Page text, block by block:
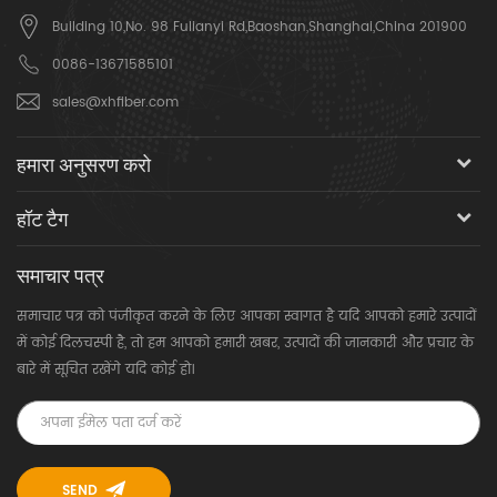
Building 10,No. 98 Fulianyi Rd,Baoshan,Shanghai,China 201900
0086-13671585101
sales@xhfiber.com
हमारा अनुसरण करो
हॉट टैग
समाचार पत्र
समाचार पत्र को पंजीकृत करने के लिए आपका स्वागत है यदि आपको हमारे उत्पादों
में कोई दिलचस्पी है, तो हम आपको हमारी खबर, उत्पादों की जानकारी और प्रचार के
बारे में सूचित रखेंगे यदि कोई हो।